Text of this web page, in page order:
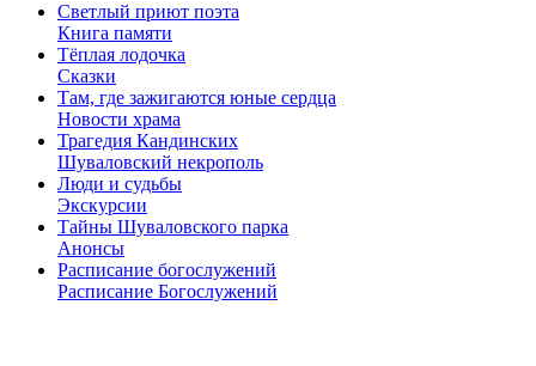
Светлый приют поэта
Книга памяти
Тёплая лодочка
Сказки
Там, где зажигаются юные сердца
Новости храма
Трагедия Кандинских
Шуваловский некрополь
Люди и судьбы
Экскурсии
Тайны Шуваловского парка
Анонсы
Расписание богослужений
Расписание Богослужений